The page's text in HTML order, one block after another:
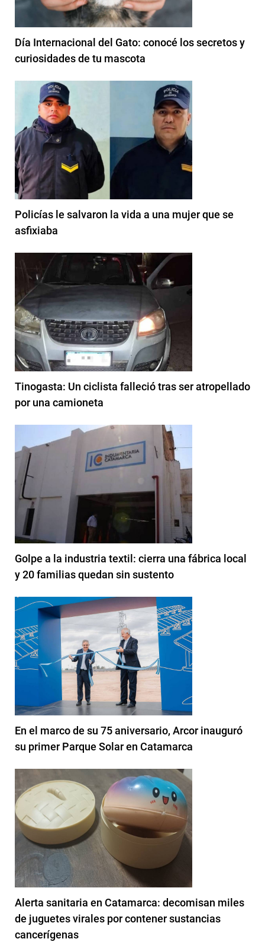
Día Internacional del Gato: conocé los secretos y
curiosidades de tu mascota
Policías le salvaron la vida a una mujer que se
asfixiaba
Tinogasta: Un ciclista falleció tras ser atropellado
por una camioneta
Golpe a la industria textil: cierra una fábrica local
y 20 familias quedan sin sustento
En el marco de su 75 aniversario, Arcor inauguró
su primer Parque Solar en Catamarca
Alerta sanitaria en Catamarca: decomisan miles
de juguetes virales por contener sustancias
cancerígenas